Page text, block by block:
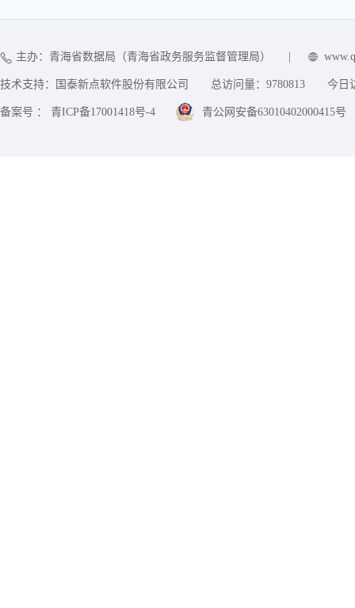
主办：青海省数据局（青海省政务服务监督管理局）
技术支持：国泰新点软件股份有限公司 总访问量： 9780813 今日
备案号 ： 青ICP备17001418号-4 青公网安备63010402000415号